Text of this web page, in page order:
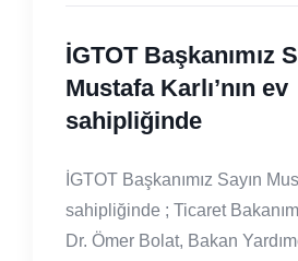
İGTOT Başkanımız
Mustafa Karlı’nın ev
sahipliğinde
İGTOT Başkanımız Sayın
sahipliğinde ; Ticaret
Dr. Ömer Bolat, Bakan